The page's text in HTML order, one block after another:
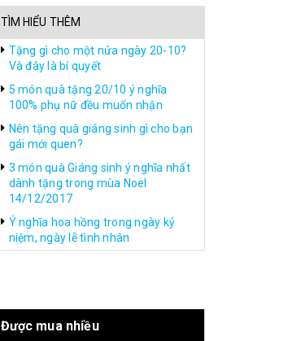
TÌM HIỂU THÊM
Tặng gì cho một nửa ngày 20-10?
Và đây là bí quyết
5 món quà tặng 20/10 ý nghĩa
100% phụ nữ đều muốn nhận
Nên tặng quà giáng sinh gì cho bạn
gái mới quen?
3 món quà Giáng sinh ý nghĩa nhất
dành tặng trong mùa Noel
14/12/2017
Ý nghĩa hoa hồng trong ngày kỷ
niệm, ngày lễ tình nhân
Được mua nhiều